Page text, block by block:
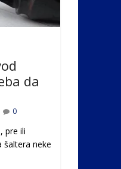
da
0
pre ili
šaltera neke